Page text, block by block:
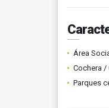
Área
Cochera /
Parques